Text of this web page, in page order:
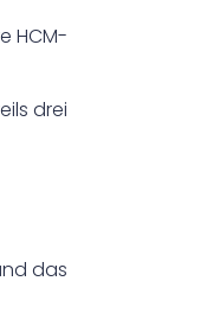
HCM-
drei
das